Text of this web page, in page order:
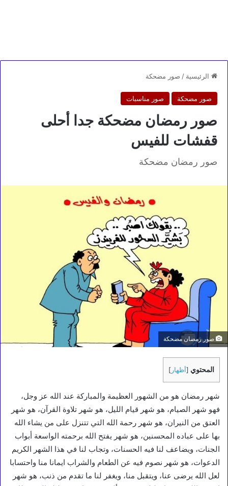
الرئيسية / صور مضحكة
صور مضحكة صور مناسبات
صور رمضان مضحكة جدا أحلى
قفشات للفيس
صور رمضان مضحكة
صور رمضان مضحكة
المحتوي [أظهار ]
شهر رمضان هو من الشهور العظيمة والمباركة عند الله عز وجل،
فهو شهر الصيام، هو شهر قيام الليل، هو شهر تلاوة القرآن، هو شهر
العتق من النيران، هو شهر رحمة الله التي تتنزل على من يشاء الله
بها على عباده المحسنين، هو شهر يفتح الله برحمته الواسعة أبواب
الجنات، ويضاعف لنا فيه الحسنات، وتجاب لنا في هذا الشهر الكريم
الدعوات، هو شهر نصوم فيه عن الطعام والشراب ايمانا منا واحتسابا
لعل الله يرضى عنا، ويتقبل منا، ويغفر لنا ما تقدم من ذنب، هو شهر